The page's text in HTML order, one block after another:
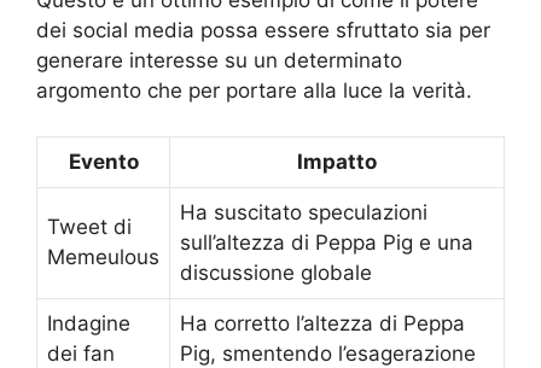
dei social media possa essere sfruttato sia per
generare interesse su un determinato
argomento che per portare alla luce la verità.
Evento Impatto
Tweet di
Memeulous
Ha suscitato speculazioni
sull’altezza di Peppa Pig e una
discussione globale
Indagine
dei fan
Ha corretto l’altezza di Peppa
Pig, smentendo l’esagerazione